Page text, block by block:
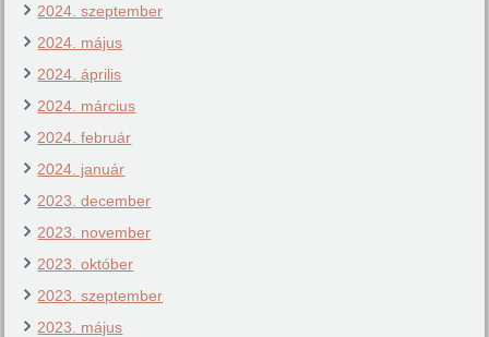
2024. szeptember
2024. május
2024. április
2024. március
2024. február
2024. január
2023. december
2023. november
2023. október
2023. szeptember
2023. május